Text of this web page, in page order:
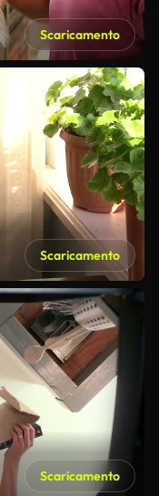
Scaricamento
Scaricamento
Scaricamento